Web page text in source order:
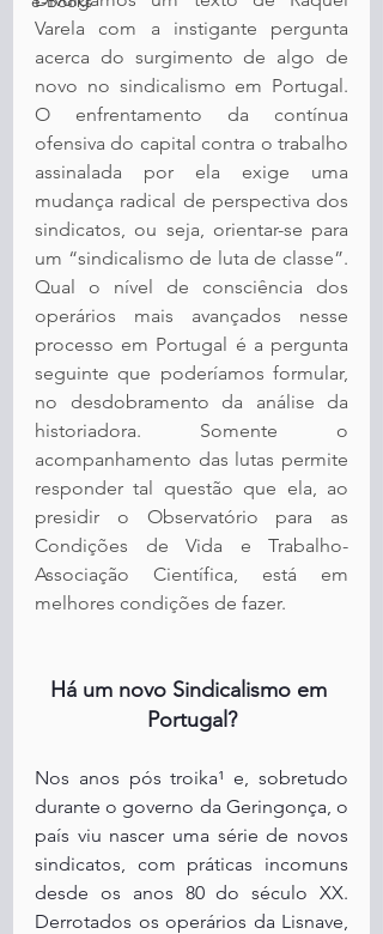
Varela com a instigante pergunta
acerca do surgimento de algo de
novo no sindicalismo em Portugal.
O enfrentamento da contínua
ofensiva do capital contra o trabalho
assinalada por ela exige uma
mudança radical de perspectiva dos
sindicatos, ou seja, orientar-se para
um “sindicalismo de luta de classe”.
Qual o nível de consciência dos
operários mais avançados nesse
processo em Portugal é a pergunta
seguinte que poderíamos formular,
no desdobramento da análise da
historiadora. Somente o
acompanhamento das lutas permite
responder tal questão que ela, ao
presidir o Observatório para as
Condições de Vida e Trabalho-
Associação Científica, está em
melhores condições de fazer.
Há um novo Sindicalismo em
Portugal?
Nos anos pós troika¹ e, sobretudo
durante o governo da Geringonça, o
país viu nascer uma série de novos
sindicatos, com práticas incomuns
desde os anos 80 do século XX.
Derrotados os operários da Lisnave,